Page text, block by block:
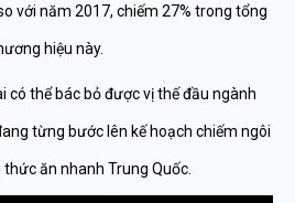
với năm 2017, chiếm 27% trong tổng
hiệu này.
có thể bác bỏ được vị thế đầu ngành
từng bước lên kế hoạch chiếm ngôi
ăn nhanh Trung Quốc.